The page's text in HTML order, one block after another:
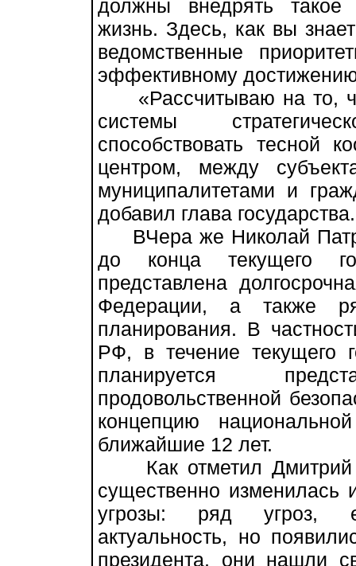
должны внедрять такое
жизнь. Здесь, как вы
ведомственные
эффективному
«Рассчитываю на то,
системы
способствовать тесной
центром, между
муниципалитетами и
добавил глава государства.
ВЧера же Николай
до конца текущего
представлена
Федерации, а также
планирования. В
РФ, в течение текущего
планируется
продовольственной
концепцию
ближайшие 12 лет.
Как отметил Дмитрий
существенно изменилась
угрозы: ряд угроз,
актуальность, но
президента, они нашли